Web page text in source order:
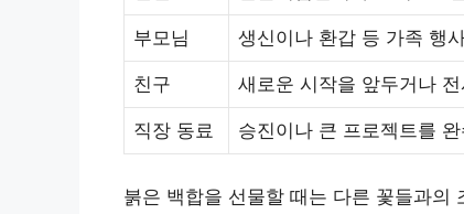
부모님 생신이나 환갑 등 가족 행
친구 새로운 시작을 앞두거나
직장 동료 승진이나 큰 프로젝트를 완
붉은 백합을 선물할 때는 다른 꽃들과의